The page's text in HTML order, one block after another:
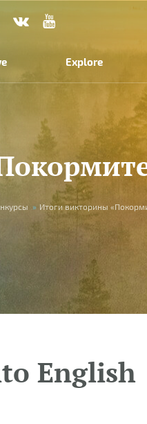
Explore
» Итоги викторины
English